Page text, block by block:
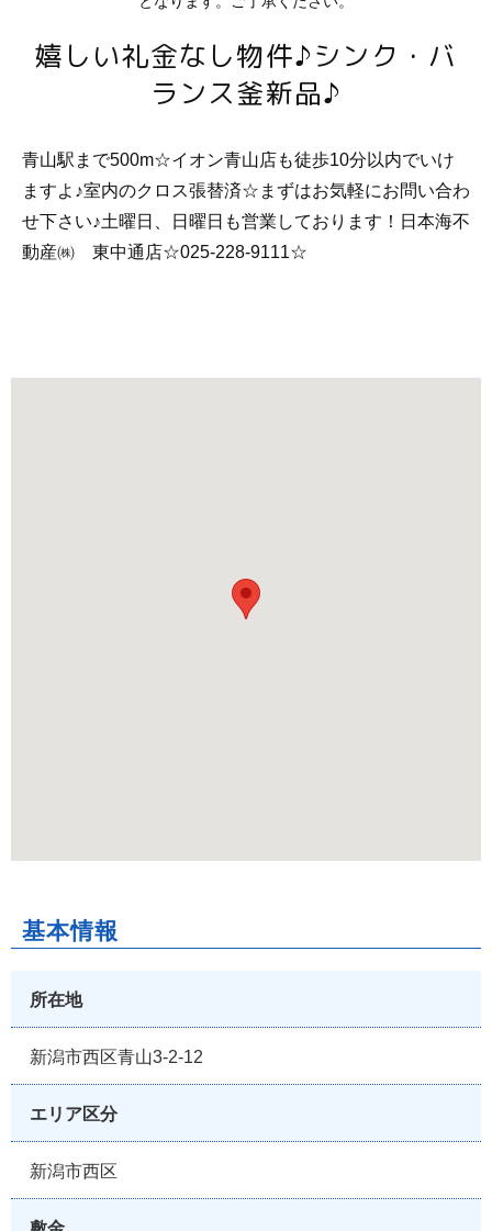
嬉しい礼金なし物件♪シンク・バ
ランス釜新品♪
青山駅まで500m☆イオン青山店も徒歩10分以内でいけ
ますよ♪室内のクロス張替済☆まずはお気軽にお問い合わ
せ下さい♪土曜日、日曜日も営業しております！日本海不
動産㈱ 東中通店☆025-228-9111☆
基本情報
所在地
新潟市西区青山3-2-12
エリア区分
新潟市西区